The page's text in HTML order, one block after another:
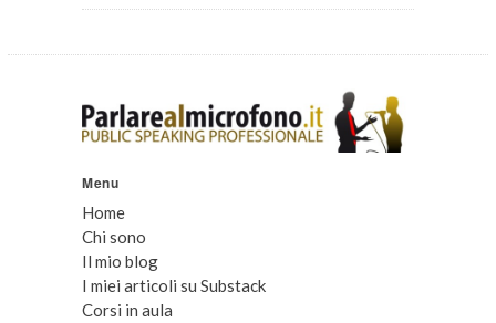
Menu
Home
Chi sono
Il mio blog
I miei articoli su Substack
Corsi in aula